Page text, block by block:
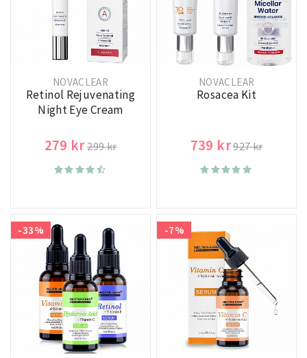
NOVACLEAR
Retinol Rejuvenating
Night Eye Cream
279 kr299 kr
NOVACLEAR
Rosacea Kit
739 kr927 kr
-33% -7%